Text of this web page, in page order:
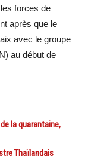
forces de
après que le
avec le groupe
au début de
la quarantaine,
Thaïlandais